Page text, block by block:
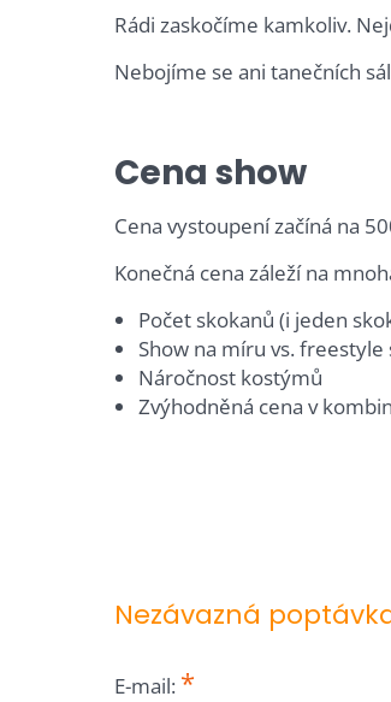
Rádi zaskočíme kamkoliv.
Nebojíme se ani tanečních
Cena show
Cena vystoupení začíná na
Konečná cena záleží na
Počet skokanů (i jeden
Show na míru vs. freestyle
Náročnost kostýmů
Zvýhodněná cena v
Nezávazná
E-mail: *